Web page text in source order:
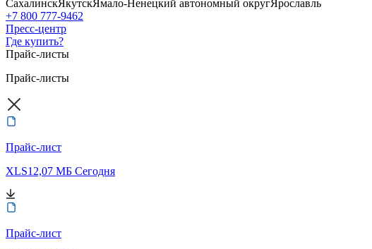
СахалинскЯкутскЯмало-Ненецкий автономный округЯрославль
+7 800 777-9462
Пресс-центр
Где купить?
Прайс-листы
Прайс-листы
Прайс-лист
XLS12,07 МБ Сегодня
Прайс-лист